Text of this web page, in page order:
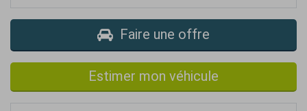
Faire une offre
Estimer mon véhicule